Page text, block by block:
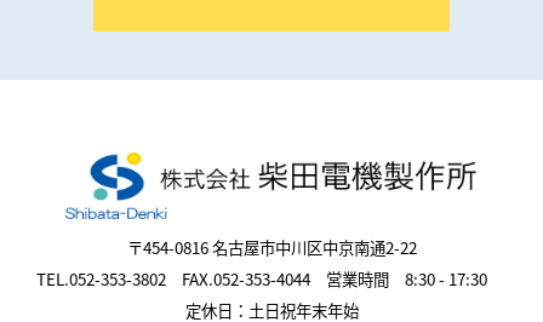
〒454-0816 名古屋市中川区中京南通2-22
TEL.052-353-3802 FAX.052-353-4044 営業時間 8:30 - 17:30
定休日：土日祝年末年始